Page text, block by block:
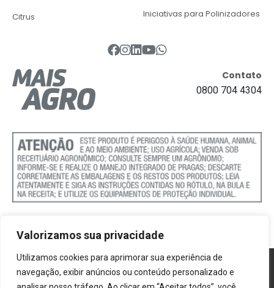
Valorizamos sua privacidade
Utilizamos cookies para aprimorar sua experiência de
navegação, exibir anúncios ou conteúdo personalizado e
Citrus Iniciativas para Polinizadores
Contato
0800 704 4304
Política de Cookies